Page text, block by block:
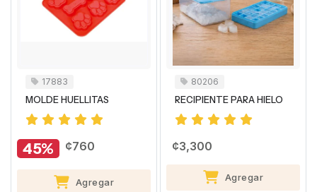
17883
MOLDE HUELLITAS
45% ¢760
Agregar
80206
RECIPIENTE PARA HIELO
¢3,300
Agregar